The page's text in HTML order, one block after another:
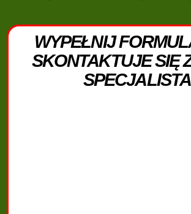
WYPEŁNIJ
SKONTAKTUJE SIĘ
SPECJALISTA